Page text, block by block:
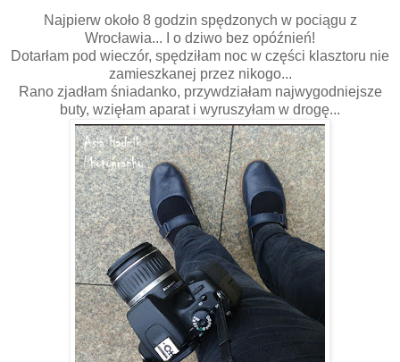
Najpierw około 8 godzin spędzonych w pociągu z
Wrocławia... I o dziwo bez opóźnień!
Dotarłam pod wieczór, spędziłam noc w części klasztoru nie
zamieszkanej przez nikogo...
Rano zjadłam śniadanko, przywdziałam najwygodniejsze
buty, wzięłam aparat i wyruszyłam w drogę...